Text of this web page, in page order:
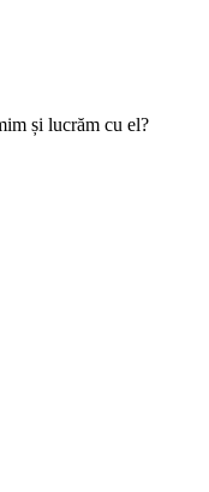
și lucrăm cu el?